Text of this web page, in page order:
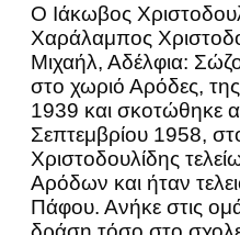
Ο Ιάκωβος
Χαράλαμπος
Μιχαήλ, Αδέλφια:
στο χωριό Αρόδες,
1939 και σκοτώθηκε
Σεπτεμβρίου 1958,
Χριστοδουλίδης
Αρόδων και ήταν
Πάφου. Ανήκε στις